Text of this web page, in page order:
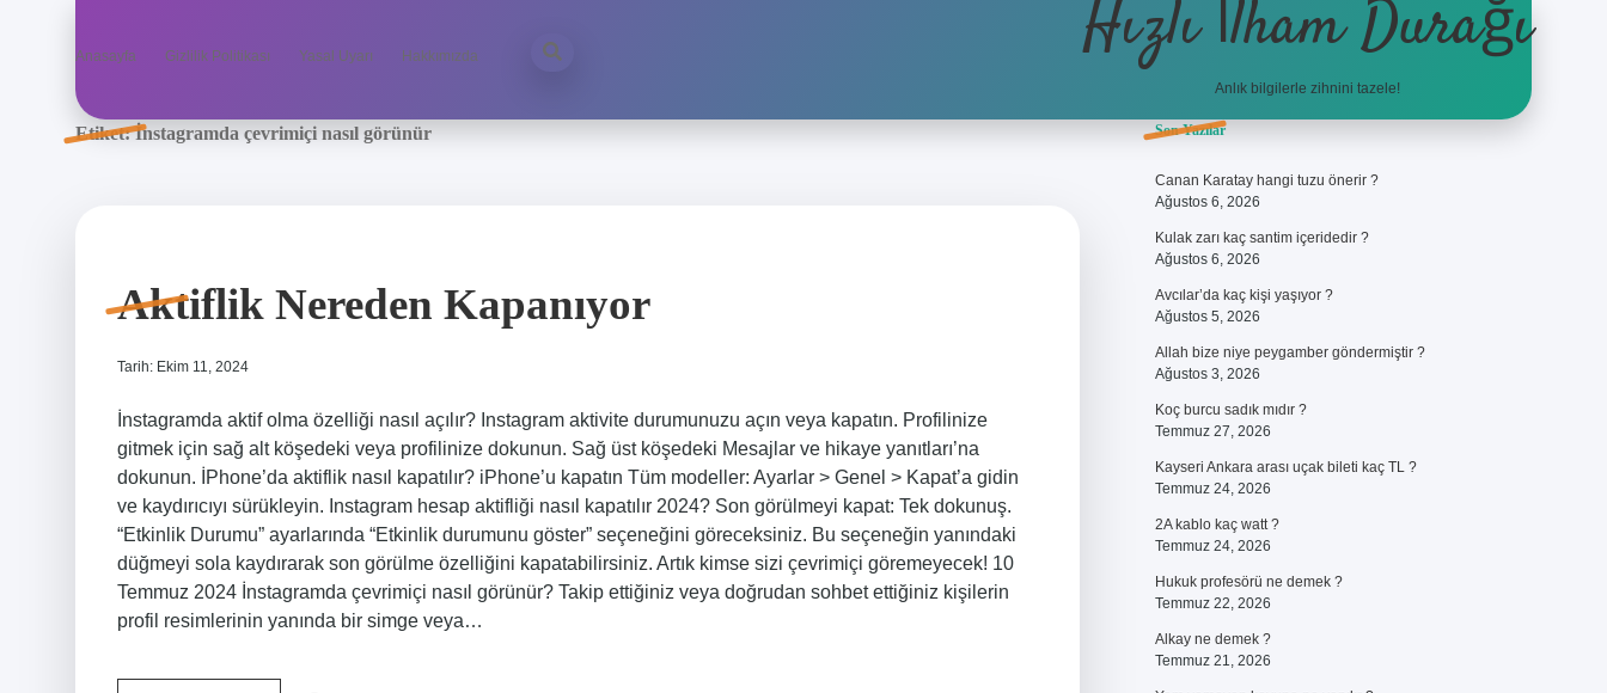
Anasayfa Gizlilik Politikası Yasal Uyarı Hakkımızda Hızlı İlham Durağı
Anlık bilgilerle zihnini tazele!
Etiket:İnstagramda çevrimiçi nasıl görünür
Aktiflik Nereden Kapanıyor
Tarih: Ekim 11, 2024
İnstagramda aktif olma özelliği nasıl açılır? Instagram aktivite durumunuzu açın veya kapatın. Profilinize
gitmek için sağ alt köşedeki veya profilinize dokunun. Sağ üst köşedeki Mesajlar ve hikaye yanıtları’na
dokunun. İPhone’da aktiflik nasıl kapatılır? iPhone’u kapatın Tüm modeller: Ayarlar > Genel > Kapat’a gidin
ve kaydırıcıyı sürükleyin. Instagram hesap aktifliği nasıl kapatılır 2024? Son görülmeyi kapat: Tek dokunuş.
“Etkinlik Durumu” ayarlarında “Etkinlik durumunu göster” seçeneğini göreceksiniz. Bu seçeneğin yanındaki
düğmeyi sola kaydırarak son görülme özelliğini kapatabilirsiniz. Artık kimse sizi çevrimiçi göremeyecek! 10
Temmuz 2024 İnstagramda çevrimiçi nasıl görünür? Takip ettiğiniz veya doğrudan sohbet ettiğiniz kişilerin
profil resimlerinin yanında bir simge veya…
Sidebar
Son Yazılar
Canan Karatay hangi tuzu önerir ?
Ağustos 6, 2026
Kulak zarı kaç santim içeridedir ?
Ağustos 6, 2026
Avcılar’da kaç kişi yaşıyor ?
Ağustos 5, 2026
Allah bize niye peygamber göndermiştir ?
Ağustos 3, 2026
Koç burcu sadık mıdır ?
Temmuz 27, 2026
Kayseri Ankara arası uçak bileti kaç TL ?
Temmuz 24, 2026
2A kablo kaç watt ?
Temmuz 24, 2026
Hukuk profesörü ne demek ?
Temmuz 22, 2026
Alkay ne demek ?
Temmuz 21, 2026